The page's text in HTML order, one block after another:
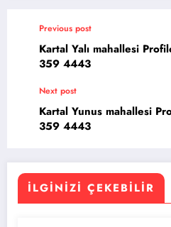
Previous post
Kartal Yalı mahallesi
359 4443
Next post
Kartal Yunus mahallesi
359 4443
İLGINIZI ÇEKEBILIR